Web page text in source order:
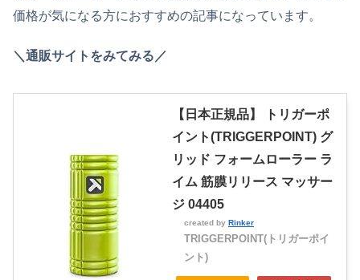
価格が気になる方におすすめの記事になっています。
＼通販サイトをみてみる／
【日本正規品】 トリガーポ
イント(TRIGGERPOINT) グ
リッド フォームローラー ラ
イム 筋膜リリース マッサー
ジ 04405
created by Rinker
TRIGGERPOINT(トリガーポイ
ント)